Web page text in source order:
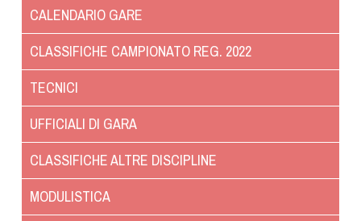
CALENDARIO GARE
CLASSIFICHE CAMPIONATO REG. 2022
TECNICI
UFFICIALI DI GARA
CLASSIFICHE ALTRE DISCIPLINE
MODULISTICA
Nosework
Obedience
Retriever Sport
Sheepdog
Sport acquatici